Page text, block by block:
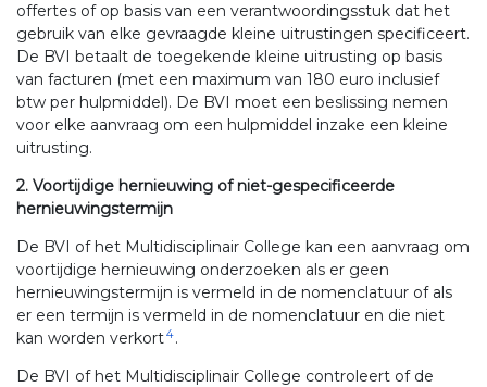
offertes of op basis van een verantwoordingsstuk dat het
gebruik van elke gevraagde kleine uitrustingen specificeert.
De BVI betaalt de toegekende kleine uitrusting op basis
van facturen (met een maximum van 180 euro inclusief
btw per hulpmiddel). De BVI moet een beslissing nemen
voor elke aanvraag om een hulpmiddel inzake een kleine
uitrusting.
2. Voortijdige hernieuwing of niet-gespecificeerde
hernieuwingstermijn
De BVI of het Multidisciplinair College kan een aanvraag om
voortijdige hernieuwing onderzoeken als er geen
hernieuwingstermijn is vermeld in de nomenclatuur of als
er een termijn is vermeld in de nomenclatuur en die niet
kan worden verkort4 .
De BVI of het Multidisciplinair College controleert of de